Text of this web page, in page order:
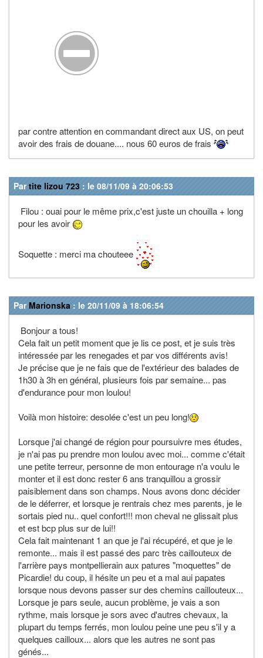
par contre attention en commandant direct aux US, on peut
avoir des frais de douane.... nous 60 euros de frais
Partite lizou 723 : le 08/11/09 à 20:06:53
Filou : ouai pour le même prix,c'est juste un chouilla + long
pour les avoir
Soquette : merci ma chouteee
Par Marionska : le 20/11/09 à 18:06:54
Bonjour a tous!
Cela fait un petit moment que je lis ce post, et je suis très
intéressée par les renegades et par vos différents avis!
Je précise que je ne fais que de l'extérieur des balades de
1h30 à 3h en général, plusieurs fois par semaine... pas
d'endurance pour mon loulou!
Voilà mon histoire: desolée c'est un peu long!
Lorsque j'ai changé de région pour poursuivre mes études,
je n'ai pas pu prendre mon loulou avec moi... comme c'était
une petite terreur, personne de mon entourage n'a voulu le
monter et il est donc rester 6 ans tranquillou a grossir
paisiblement dans son champs. Nous avons donc décider
de le déferrer, et lorsque je rentrais chez mes parents, je le
sortais pied nu.. quel confort!!! mon cheval ne glissait plus
et est bcp plus sur de lui!!
Cela fait maintenant 1 an que je l'ai récupéré, et que je le
remonte... mais il est passé des parc très caillouteux de
l'arrière pays montpellierain aux patures "moquettes" de
Picardie! du coup, il hésite un peu et a mal aui papates
lorsque nous devons passer sur des chemins caillouteux...
Lorsque je pars seule, aucun problème, je vais a son
rythme, mais lorsque je sors avec d'autres chevaux, la
plupart du temps ferrés, mon loulou peine une peu s'il y a
quelques cailloux... alors que les autres ne sont pas
génés...